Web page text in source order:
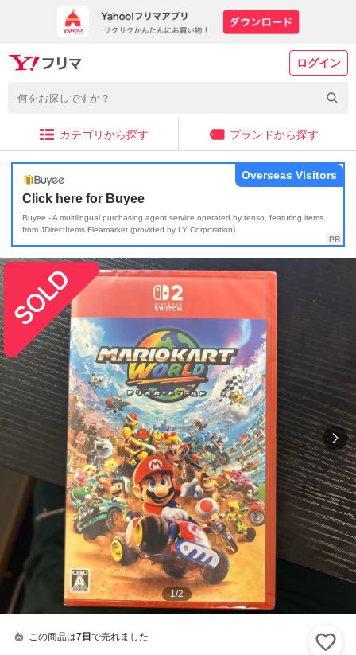
ログイン
カテゴリから探す ブランドから探す
Click here for Buyee
Buyee - A multilingual purchasing agent service operated by tenso, featuring items
from JDirectItems Fleamarket (provided by LY Corporation)
Overseas Visitors
1/2
この商品は7日 で売れました